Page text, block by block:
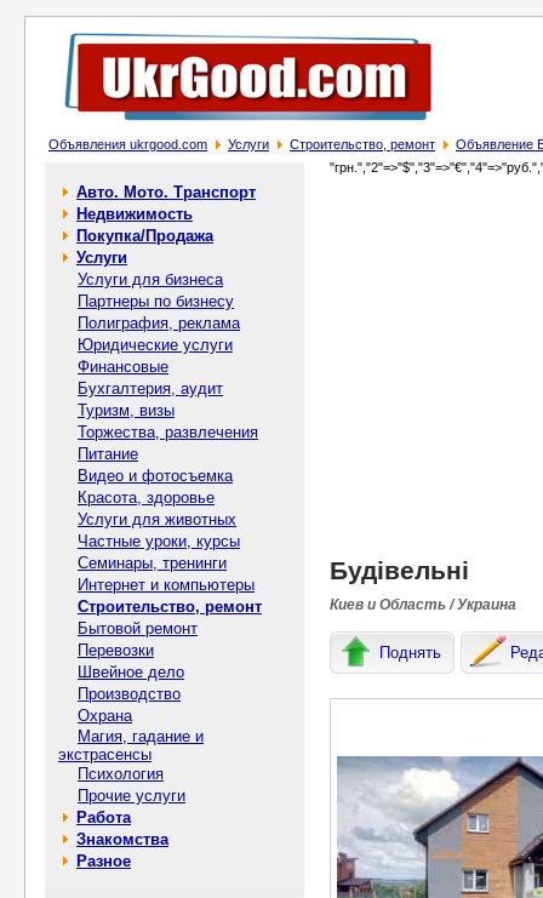
Объявления ukrgood.com Услуги Строительство, ремонт Объявление
Авто. Мото. Транспорт
Недвижимость
Покупка/Продажа
Услуги
Услуги для бизнеса
Партнеры по бизнесу
Полиграфия, реклама
Юридические услуги
Финансовые
Бухгалтерия, аудит
Туризм, визы
Торжества, развлечения
Питание
Видео и фотосъемка
Красота, здоровье
Услуги для животных
Частные уроки, курсы
Семинары, тренинги
Интернет и компьютеры
Строительство, ремонт
Бытовой ремонт
Перевозки
Швейное дело
Производство
Охрана
Магия, гадание и
экстрасенсы
Психология
Прочие услуги
Работа
Знакомства
Разное
Будівельні
Киев и Область / Украина
Поднять